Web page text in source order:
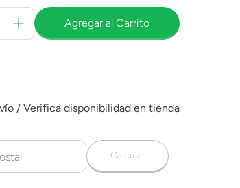
Agregar al Carrito
Calcular